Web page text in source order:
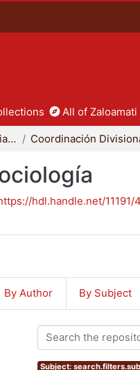
All of Zaloamati
División de Ciencias Sociales y Humanidades
hdl.handle.net/11191/
By Author By Subject
Subject: